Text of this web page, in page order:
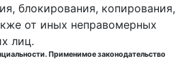
блокирования, копирования,
от иных неправомерных
лиц.
Применимое законодательство